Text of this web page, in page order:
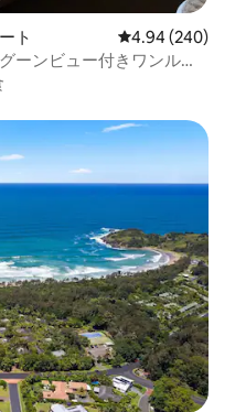
ト レビュー240
4.94 (240)
ーンビュー付きワンルー